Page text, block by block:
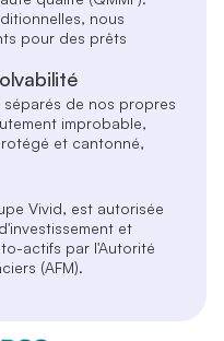
nous
pour des prêts
de nos propres
improbable,
et cantonné,
Vivid, est autorisée
et
actifs par l'Autorité
(AFM).